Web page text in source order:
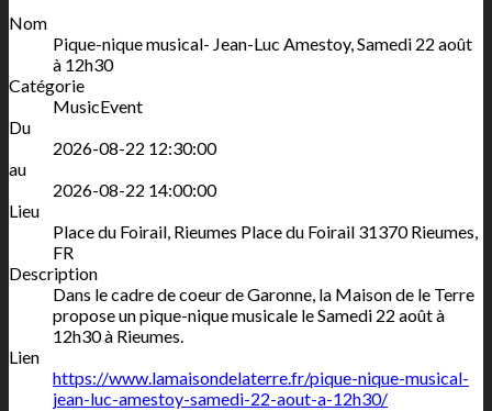
Nom
Pique-nique musical- Jean-Luc Amestoy, Samedi 22 août
à 12h30
Catégorie
MusicEvent
Du
2026-08-22 12:30:00
au
2026-08-22 14:00:00
Lieu
Place du Foirail, Rieumes Place du Foirail 31370 Rieumes,
FR
Description
Dans le cadre de coeur de Garonne, la Maison de le Terre
propose un pique-nique musicale le Samedi 22 août à
12h30 à Rieumes.
Lien
https://www.lamaisondelaterre.fr/pique-nique-musical-
jean-luc-amestoy-samedi-22-aout-a-12h30/